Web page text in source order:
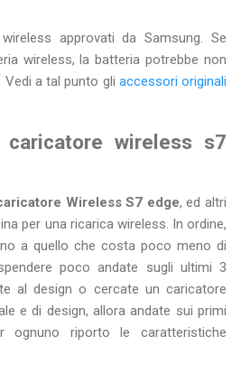
approvati da Samsung. Se
wireless, la batteria potrebbe non
a tal punto gli accessori originali
caricatore wireless s7
Wireless S7 edge, ed altri
per una ricarica wireless. In ordine,
a quello che costa poco meno di
poco andate sugli ultimi 3
al design o cercate un caricatore
e di design, allora andate sui primi
ognuno riporto le caratteristiche